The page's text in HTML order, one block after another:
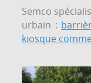
Semco
urbain :
kiosque